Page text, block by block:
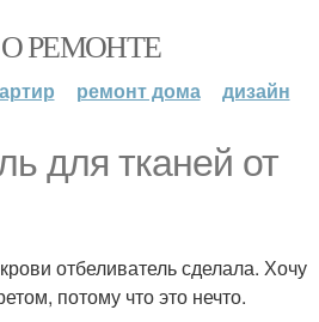
РЕМОНТЕ
ремонт дома дизайн
для тканей от
отбеливатель сделала. Хочу
потому что это нечто.